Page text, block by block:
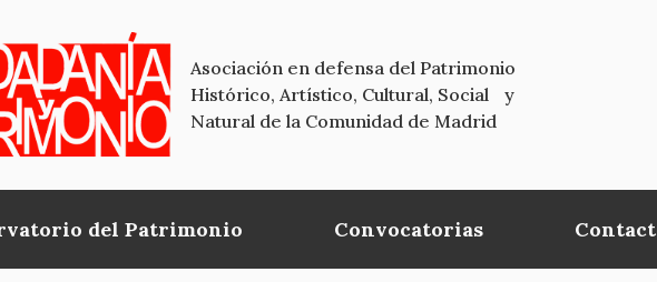
Asociación en defensa del Patrimonio
Histórico, Artístico, Cultural, Social y
Natural de la Comunidad de Madrid
del Patrimonio Convocatorias